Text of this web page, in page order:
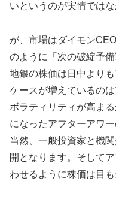
いというのが実情では
が、市場はダイモン
のように「次の破綻予
地銀の株価は日中より
ケースが増えているの
ボラティリティが高ま
になったアフターアワ
当然、一般投資家と機
開となります。そして
わせるように株価は目